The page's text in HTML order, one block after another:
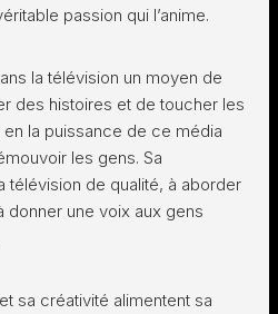
passion qui l’anime.
la télévision un moyen de
des histoires et de toucher les
la puissance de ce média
les gens. Sa
télévision de qualité, à aborder
donner une voix aux gens
sa créativité alimentent sa